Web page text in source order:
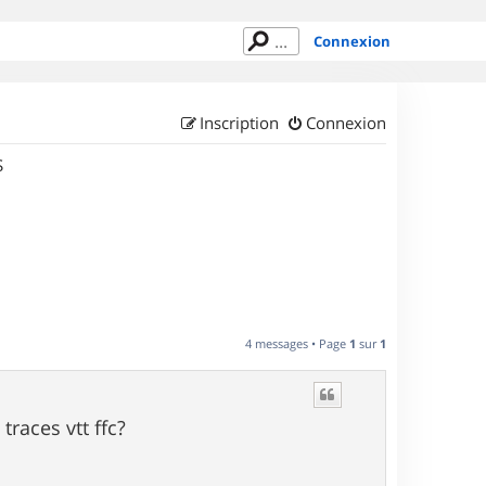
Connexion
Connexion
Inscription
4 messages • Page 1 sur 1
vtt ffc?